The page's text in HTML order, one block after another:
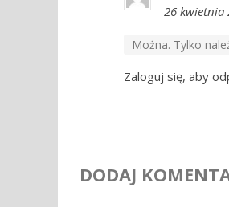
26 kwietnia
Można. Tylko
Zaloguj się, aby
DODAJ